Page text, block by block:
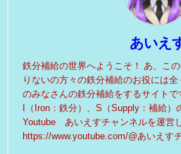
あいえ
鉄分補給の世界へようこそ！ あ、こ
りないの方々の鉄分補給のお役には
のみなさんの鉄分補給をするサイトで
I（Iron：鉄分）、S（Supply：補給）
Youtube あいえすチャンネルを運営
https://www.youtube.com/@あいえす